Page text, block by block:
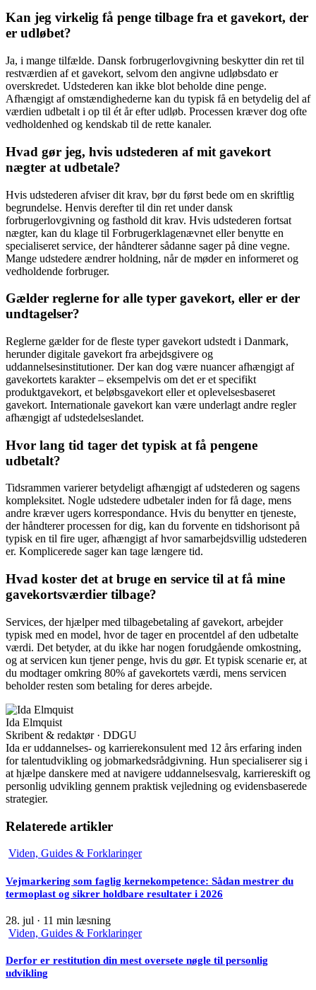
Kan jeg virkelig få penge tilbage fra et gavekort, der
er udløbet?
Ja, i mange tilfælde. Dansk forbrugerlovgivning beskytter din ret til
restværdien af et gavekort, selvom den angivne udløbsdato er
overskredet. Udstederen kan ikke blot beholde dine penge.
Afhængigt af omstændighederne kan du typisk få en betydelig del af
værdien udbetalt i op til ét år efter udløb. Processen kræver dog ofte
vedholdenhed og kendskab til de rette kanaler.
Hvad gør jeg, hvis udstederen af mit gavekort
nægter at udbetale?
Hvis udstederen afviser dit krav, bør du først bede om en skriftlig
begrundelse. Henvis derefter til din ret under dansk
forbrugerlovgivning og fasthold dit krav. Hvis udstederen fortsat
nægter, kan du klage til Forbrugerklagenævnet eller benytte en
specialiseret service, der håndterer sådanne sager på dine vegne.
Mange udstedere ændrer holdning, når de møder en informeret og
vedholdende forbruger.
Gælder reglerne for alle typer gavekort, eller er der
undtagelser?
Reglerne gælder for de fleste typer gavekort udstedt i Danmark,
herunder digitale gavekort fra arbejdsgivere og
uddannelsesinstitutioner. Der kan dog være nuancer afhængigt af
gavekortets karakter – eksempelvis om det er et specifikt
produktgavekort, et beløbsgavekort eller et oplevelsesbaseret
gavekort. Internationale gavekort kan være underlagt andre regler
afhængigt af udstedelseslandet.
Hvor lang tid tager det typisk at få pengene
udbetalt?
Tidsrammen varierer betydeligt afhængigt af udstederen og sagens
kompleksitet. Nogle udstedere udbetaler inden for få dage, mens
andre kræver ugers korrespondance. Hvis du benytter en tjeneste,
der håndterer processen for dig, kan du forvente en tidshorisont på
typisk en til fire uger, afhængigt af hvor samarbejdsvillig udstederen
er. Komplicerede sager kan tage længere tid.
Hvad koster det at bruge en service til at få mine
gavekortsværdier tilbage?
Services, der hjælper med tilbagebetaling af gavekort, arbejder
typisk med en model, hvor de tager en procentdel af den udbetalte
værdi. Det betyder, at du ikke har nogen forudgående omkostning,
og at servicen kun tjener penge, hvis du gør. Et typisk scenarie er, at
du modtager omkring 80% af gavekortets værdi, mens servicen
beholder resten som betaling for deres arbejde.
Ida Elmquist
Skribent & redaktør · DDGU
Ida er uddannelses- og karrierekonsulent med 12 års erfaring inden
for talentudvikling og jobmarkedsrådgivning. Hun specialiserer sig i
at hjælpe danskere med at navigere uddannelsesvalg, karriereskift og
personlig udvikling gennem praktisk vejledning og evidensbaserede
strategier.
Relaterede artikler
Viden, Guides & Forklaringer
Vejmarkering som faglig kernekompetence: Sådan mestrer du
termoplast og sikrer holdbare resultater i 2026
28. jul · 11 min læsning
Viden, Guides & Forklaringer
Derfor er restitution din mest oversete nøgle til personlig
udvikling